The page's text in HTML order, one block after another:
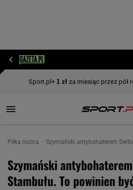
Piłka nożna Szymański antybohaterem
Szymański
Stambułu. To powinien